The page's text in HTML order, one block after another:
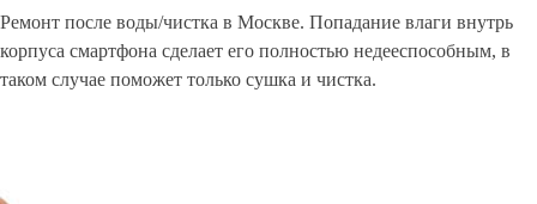
Ремонт после воды/чистка в Москве. Попадание влаги внутрь
корпуса смартфона сделает его полностью недееспособным, в
таком случае поможет только сушка и чистка.